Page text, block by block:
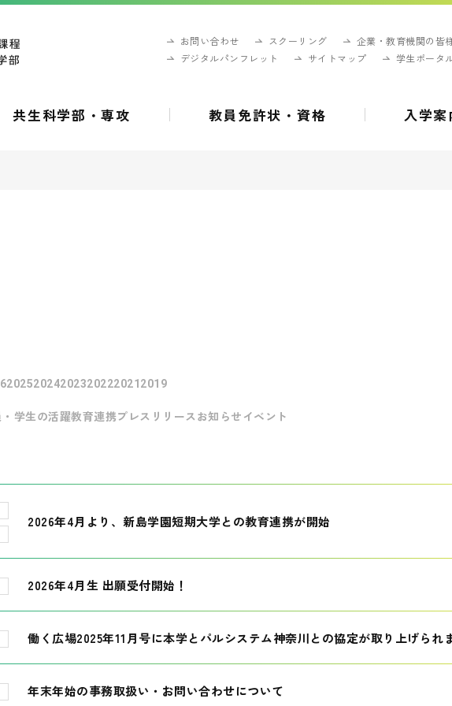
お問い合わせ スクーリング
企業・教育機関の皆
デジタルパンフレット
サイトマップ 学生ポータ
共生科学部・専攻 教員免許状・資格 入学案
20252024202320222021 2019
学生の活躍教育連携プレスリリース お知らせ イベント
2026年4月より、新島学園短期大学との教育連携が開始
2026年4月生 出願受付開始！
働く広場2025年11月号に本学とパルシステム神奈川との協定が取り上げられ
年末年始の事務取扱い・お問い合わせについて